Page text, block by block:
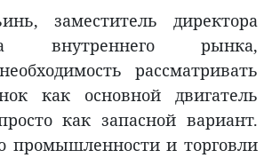
заместитель директора
внутреннего рынка,
рассматривать
как основной двигатель
как запасной вариант.
промышленности и торговли